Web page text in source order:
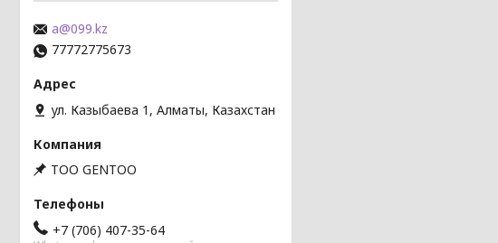
a@099.kz
77772775673
ул. Казыбаева 1, Алматы, Казахстан
TOO GENTOO
+7 (706) 407-35-64